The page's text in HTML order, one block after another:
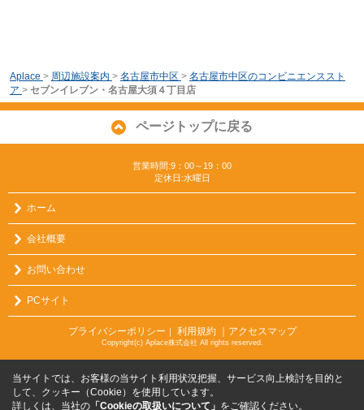
Aplace > 周辺施設案内 > 名古屋市中区 > 名古屋市中区のコンビニエンススト
ア > セブンイレブン・名古屋大須４丁目店
ページトップに戻る
営業時間:9：00～19：00
定休日:水曜日
ホーム
会社概要
お問い合わせ
PCサイト
プライバシーポリシー ｜ 利用規約 ｜アクセスマップ
Copyright(c) Aplace株式会社 All rights reserved.
当サイトでは、お客様の当サイト利用状況把握、サービス向上検討を目的と
して、クッキー（Cookie）を使用しています。
詳しくは、当社の 「Cookieの取扱いについて」 をご確認ください。